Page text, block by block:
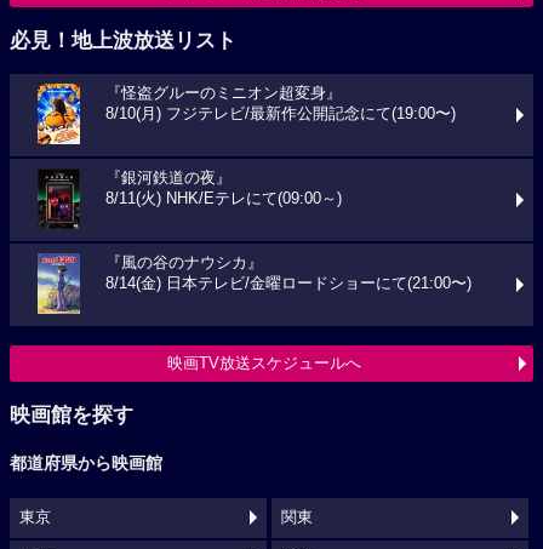
必見！地上波放送リスト
『怪盗グルーのミニオン超変身』
8/10(月) フジテレビ/最新作公開記念にて(19:00〜)
『銀河鉄道の夜』
8/11(火) NHK/Eテレにて(09:00～)
『風の谷のナウシカ』
8/14(金) 日本テレビ/金曜ロードショーにて(21:00〜)
映画TV放送スケジュールへ
映画館を探す
都道府県から映画館
東京 関東